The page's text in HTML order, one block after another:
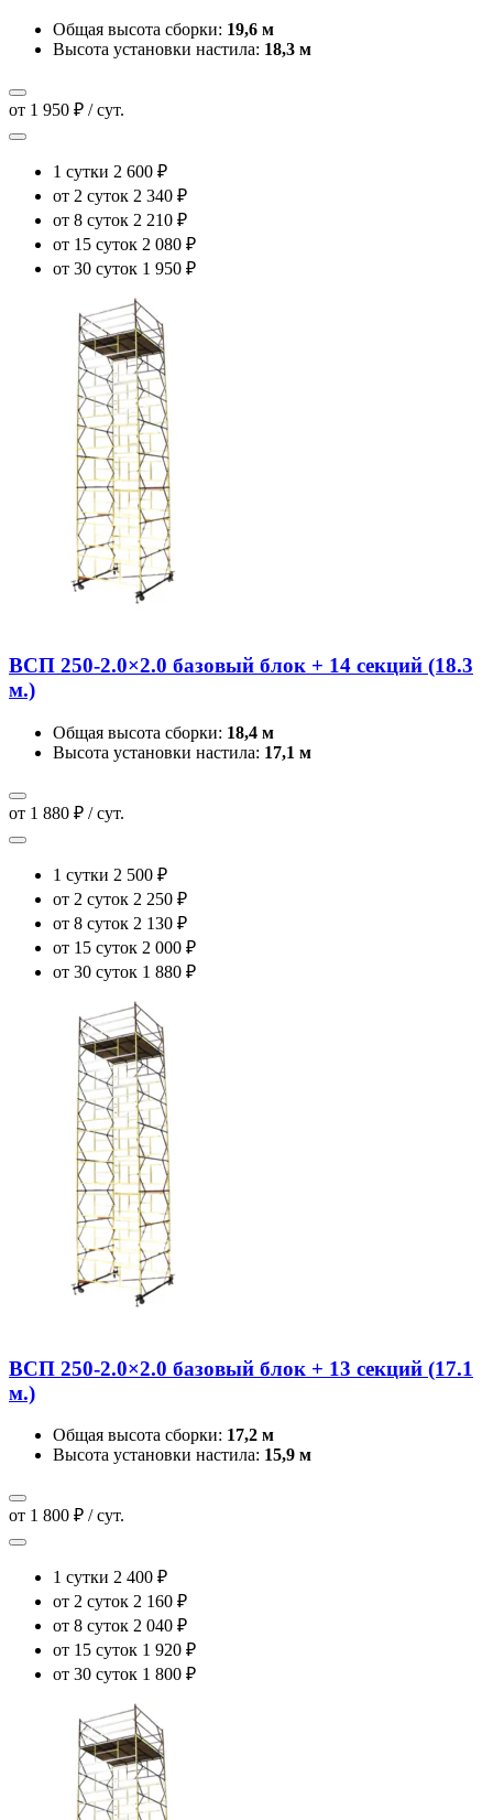
Общая высота сборки: 19,6 м
Высота установки настила: 18,3 м
от 1 950 ₽ / сут.
1 сутки 2 600 ₽
от 2 суток 2 340 ₽
от 8 суток 2 210 ₽
от 15 суток 2 080 ₽
от 30 суток 1 950 ₽
ВСП 250-2.0×2.0 базовый блок + 14 секций (18.3
м.)
Общая высота сборки: 18,4 м
Высота установки настила: 17,1 м
от 1 880 ₽ / сут.
1 сутки 2 500 ₽
от 2 суток 2 250 ₽
от 8 суток 2 130 ₽
от 15 суток 2 000 ₽
от 30 суток 1 880 ₽
ВСП 250-2.0×2.0 базовый блок + 13 секций (17.1
м.)
Общая высота сборки: 17,2 м
Высота установки настила: 15,9 м
от 1 800 ₽ / сут.
1 сутки 2 400 ₽
от 2 суток 2 160 ₽
от 8 суток 2 040 ₽
от 15 суток 1 920 ₽
от 30 суток 1 800 ₽